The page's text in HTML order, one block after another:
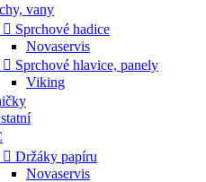
vany
 Sprchové hadice
Novaservis
 Sprchové hlavice, panely
Viking
 Držáky papíru
Novaservis